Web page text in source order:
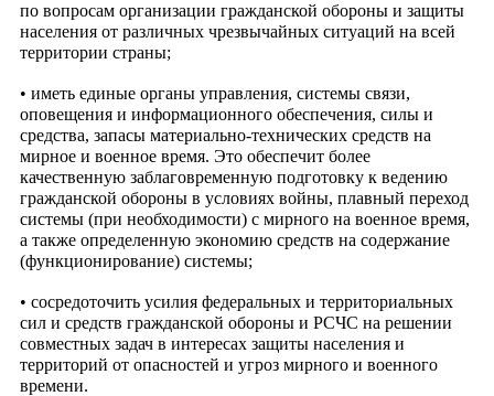
по вопросам организации гражданской обороны и защиты
населения от различных чрезвычайных ситуаций на всей
территории страны;
• иметь единые органы управления, системы связи,
оповещения и информационного обеспечения, силы и
средства, запасы материально-технических средств на
мирное и военное время. Это обеспечит более
качественную заблаговременную подготовку к ведению
гражданской обороны в условиях войны, плавный переход
системы (при необходимости) с мирного на военное время,
а также определенную экономию средств на содержание
(функционирование) системы;
• сосредоточить усилия федеральных и территориальных
сил и средств гражданской обороны и РСЧС на решении
совместных задач в интересах защиты населения и
территорий от опасностей и угроз мирного и военного
времени.